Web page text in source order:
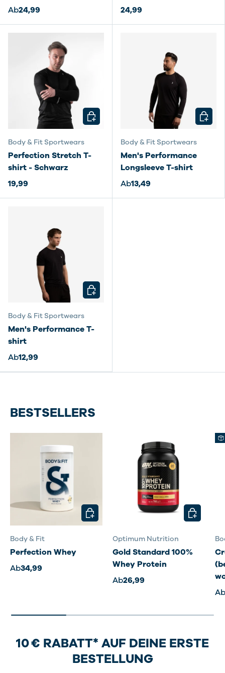
Ab24,99 24,99
Body & Fit Sportwears
Perfection Stretch T-
shirt - Schwarz
19,99
OPTIONEN AUSWÄHLEN
Body & Fit Sportwears
Men's Performance
Longsleeve T-shirt
Ab13,49
Body & Fit Sportwears
Men's Performance T-
shirt
Ab12,99
OPTIONEN AUSWÄHLEN
BESTSELLERS
Body & Fit
Perfection Whey
Ab34,99
OPTIONEN AUSWÄHLEN
Optimum Nutrition
Gold Standard 100%
Whey Protein
Ab26,99
Ab
10 € RABATT* AUF DEINE ERSTE
BESTELLUNG